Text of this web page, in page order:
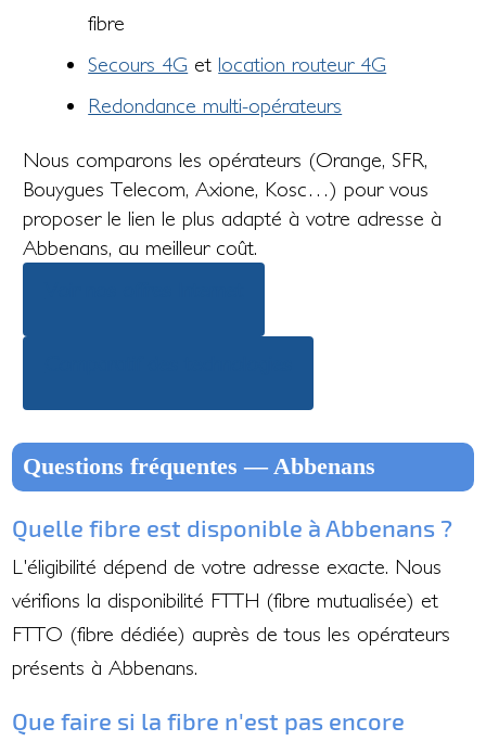
fibre
Secours 4G et location routeur 4G
Redondance multi-opérateurs
Nous comparons les opérateurs (Orange, SFR,
Bouygues Telecom, Axione, Kosc…) pour vous
proposer le lien le plus adapté à votre adresse à
Abbenans, au meilleur coût.
Questions fréquentes — Abbenans
Quelle fibre est disponible à Abbenans ?
L'éligibilité dépend de votre adresse exacte. Nous
vérifions la disponibilité FTTH (fibre mutualisée) et
FTTO (fibre dédiée) auprès de tous les opérateurs
présents à Abbenans.
Que faire si la fibre n'est pas encore